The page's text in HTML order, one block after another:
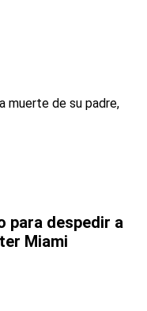
para despedir a
Miami